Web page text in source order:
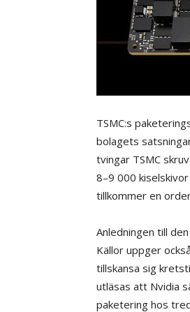
TSMC:s
bolagets
tvingar TSMC
8–9 000
tillkommer en
Anledningen till
Källor uppger
tillskansa sig
utläsas att Nvidia
paketering hos